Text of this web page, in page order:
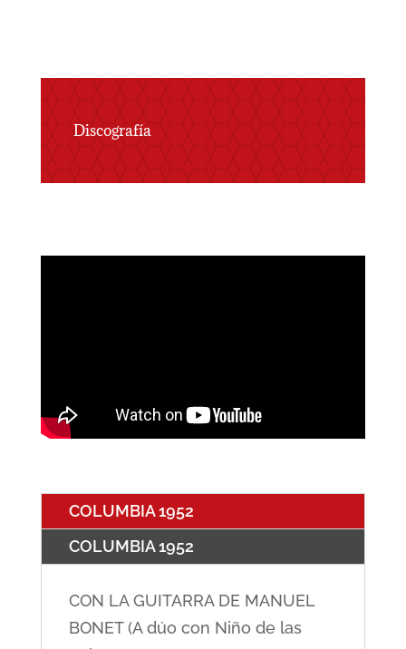
Discografía
COLUMBIA 1952
COLUMBIA 1952
CON LA GUITARRA DE MANUEL
BONET (A dúo con Niño de las